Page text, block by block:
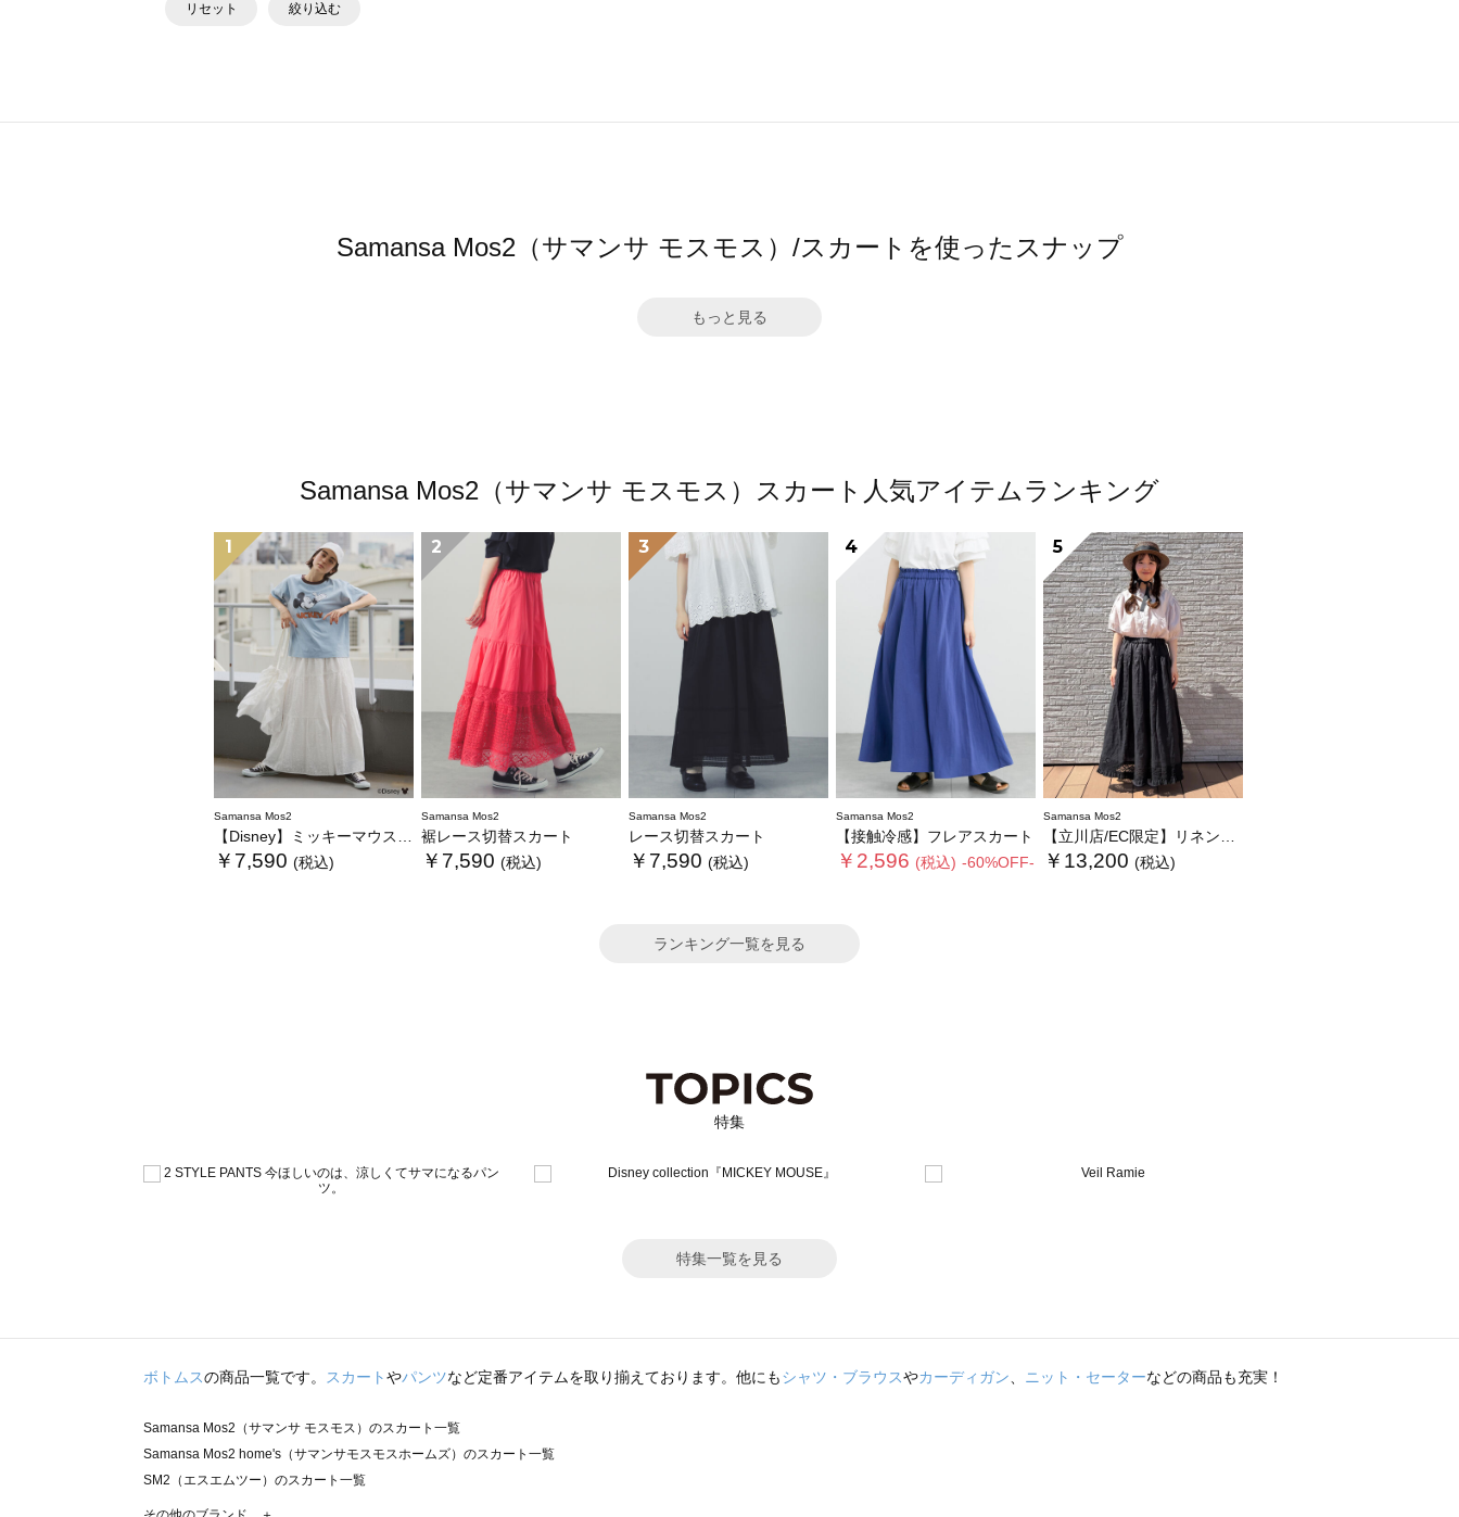
リセット 絞り込む
Samansa Mos2（サマンサ モスモス）/スカートを使ったスナップ
もっと見る
Samansa Mos2（サマンサ モスモス）スカート人気アイテムランキング
1
Samansa Mos2
【Disney】ミッキーマウス/総刺繍スカート
￥7,590 (税込)
2
Samansa Mos2
裾レース切替スカート
￥7,590 (税込)
3
Samansa Mos2
レース切替スカート
￥7,590 (税込)
4
Samansa Mos2
【接触冷感】フレアスカート
￥2,596 (税込) -60%OFF-
5
Samansa Mos2
【立川店/EC限定】リネンノスタルジータックフリルスカート
￥13,200 (税込)
ランキング一覧を見る
特集
特集一覧を見る
ボトムスの商品一覧です。 スカートやパンツなど定番アイテムを取り揃えております。他にもシャツ・ブラウスやカーディガン、 ニット・セーターなどの商品も充実！
Samansa Mos2（サマンサ モスモス）のスカート一覧
Samansa Mos2 home's（サマンサモスモスホームズ）のスカート一覧
SM2（エスエムツー）のスカート一覧
TSUHARU by Samansa Mos2（ツハルバイサマンサモスモス）のスカート一覧